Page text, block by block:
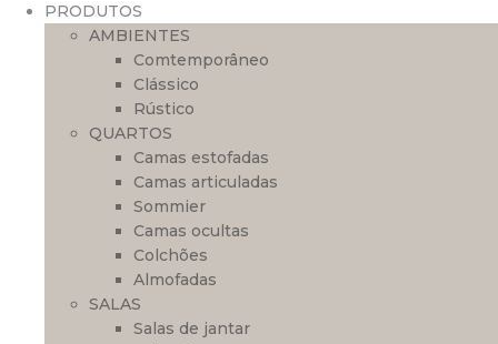
PRODUTOS
AMBIENTES
Comtemporâneo
Clássico
Rústico
QUARTOS
Camas estofadas
Camas articuladas
Sommier
Camas ocultas
Colchões
Almofadas
SALAS
Salas de jantar